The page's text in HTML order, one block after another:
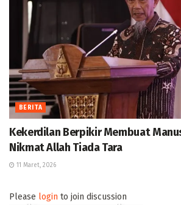
BERITA
Kekerdilan Berpikir Membuat
Nikmat Allah Tiada Tara
11 Maret, 2026
Please login to join discussion